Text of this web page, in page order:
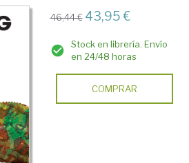
46,44 € 43,95 €
Stock en librería. Envío
en 24/48 horas
COMPRAR